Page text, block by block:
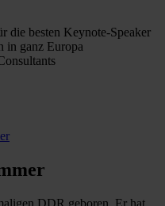
die besten Keynote-Speaker
in ganz Europa
DDR geboren. Er hat